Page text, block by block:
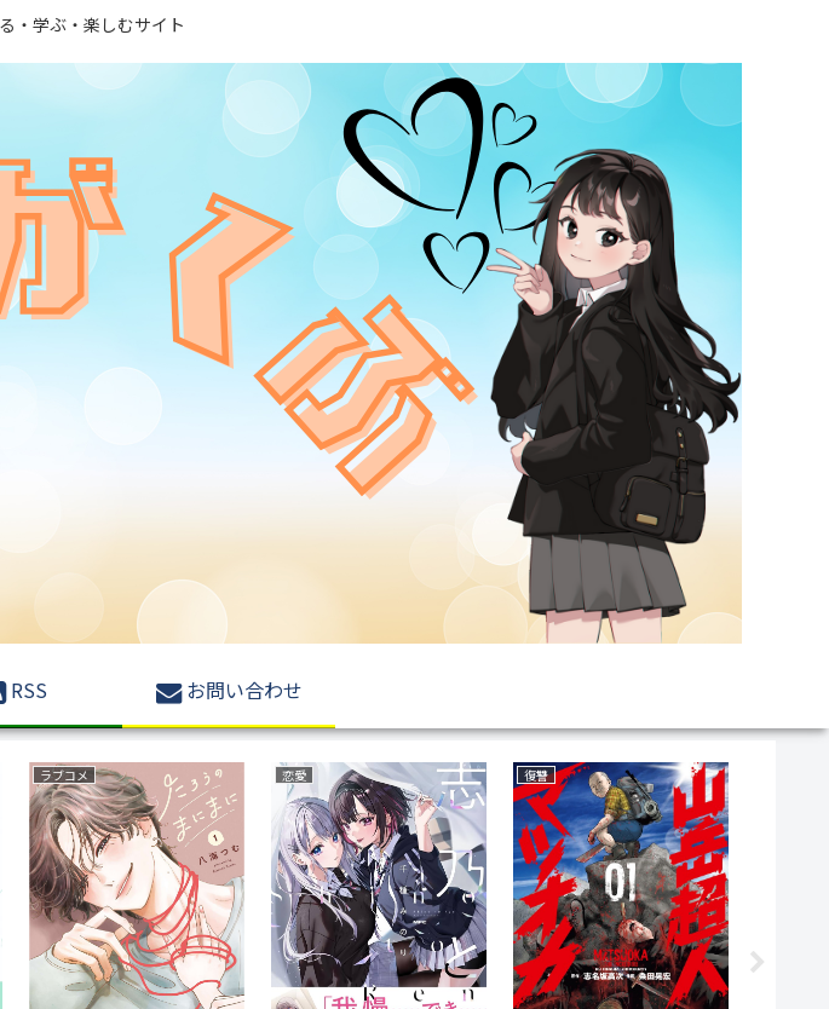
・学ぶ・楽しむサイト
RSS お問い合わせ
ラブコメ 恋愛 復讐